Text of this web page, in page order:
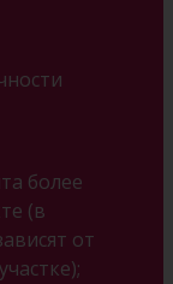
более
(в
от